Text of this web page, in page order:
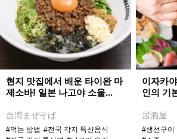
현지 맛집에서 배운 타이완 마
제소바! 일본 나고야 소울...
台湾まぜそば
#먹는 방법 #전국 각지 특산음식
이자카
인의 기
居酒屋
#생선구이